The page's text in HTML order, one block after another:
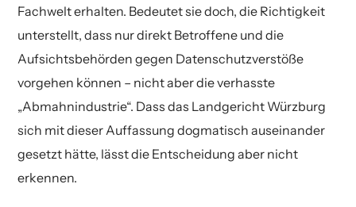
Fachwelt erhalten. Bedeutet sie doch, die Richtigkeit
unterstellt, dass nur direkt Betroffene und die
Aufsichtsbehörden gegen Datenschutzverstöße
vorgehen können – nicht aber die verhasste
„Abmahnindustrie“. Dass das Landgericht Würzburg
sich mit dieser Auffassung dogmatisch auseinander
gesetzt hätte, lässt die Entscheidung aber nicht
erkennen.